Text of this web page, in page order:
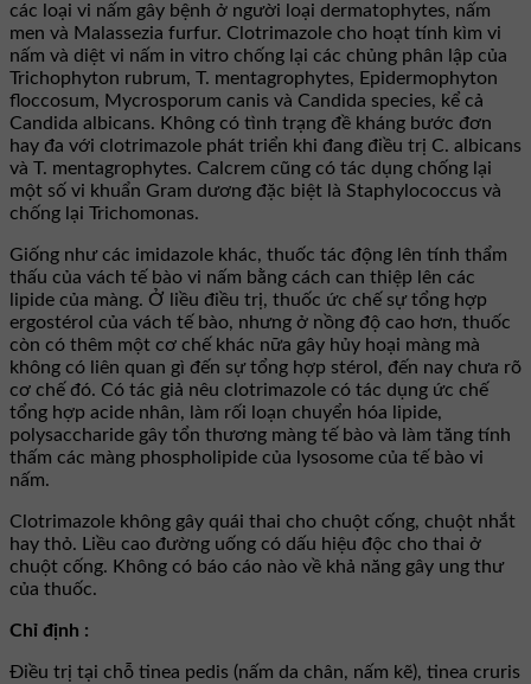
các loại vi nấm gây bệnh ở người loại dermatophytes, nấm
men và Malassezia furfur. Clotrimazole cho hoạt tính kìm vi
nấm và diệt vi nấm in vitro chống lại các chủng phân lập của
Trichophyton rubrum, T. mentagrophytes, Epidermophyton
floccosum, Mycrosporum canis và Candida species, kể cả
Candida albicans. Không có tình trạng đề kháng bước đơn
hay đa với clotrimazole phát triển khi đang điều trị C. albicans
và T. mentagrophytes. Calcrem cũng có tác dụng chống lại
một số vi khuẩn Gram dương đặc biệt là Staphylococcus và
chống lại Trichomonas.
Giống như các imidazole khác, thuốc tác động lên tính thẩm
thấu của vách tế bào vi nấm bằng cách can thiệp lên các
lipide của màng. Ở liều điều trị, thuốc ức chế sự tổng hợp
ergostérol của vách tế bào, nhưng ở nồng độ cao hơn, thuốc
còn có thêm một cơ chế khác nữa gây hủy hoại màng mà
không có liên quan gì đến sự tổng hợp stérol, đến nay chưa rõ
cơ chế đó. Có tác giả nêu clotrimazole có tác dụng ức chế
tổng hợp acide nhân, làm rối loạn chuyển hóa lipide,
polysaccharide gây tổn thương màng tế bào và làm tăng tính
thấm các màng phospholipide của lysosome của tế bào vi
nấm.
Clotrimazole không gây quái thai cho chuột cống, chuột nhắt
hay thỏ. Liều cao đường uống có dấu hiệu độc cho thai ở
chuột cống. Không có báo cáo nào về khả năng gây ung thư
của thuốc.
Chỉ định :
Ðiều trị tại chỗ tinea pedis (nấm da chân, nấm kẽ), tinea cruris